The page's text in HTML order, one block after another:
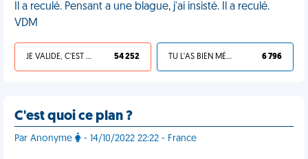
Il a reculé. Pensant a une blague, j'ai insisté. Il a reculé.
VDM
JE VALIDE, C'EST UNE VDM 54 252 TU L'AS BIEN MÉRITÉ 6 796
C'est quoi ce plan ?
Par Anonyme - 14/10/2022 22:22 - France